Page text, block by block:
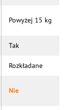
Powyżej 15 kg
Tak
Rozkładane
Nie